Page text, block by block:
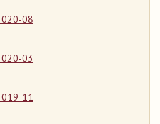
08
03
11